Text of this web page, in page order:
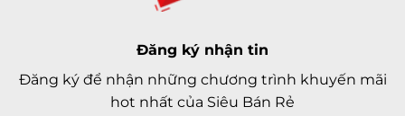
Đăng ký nhận tin
Đăng ký để nhận những chương trình khuyến mãi
hot nhất của Siêu Bán Rẻ